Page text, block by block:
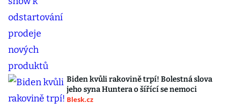
Biden kvůli rakovině trpí! Bolestná slova
jeho syna Huntera o šířící se nemoci
Blesk.cz